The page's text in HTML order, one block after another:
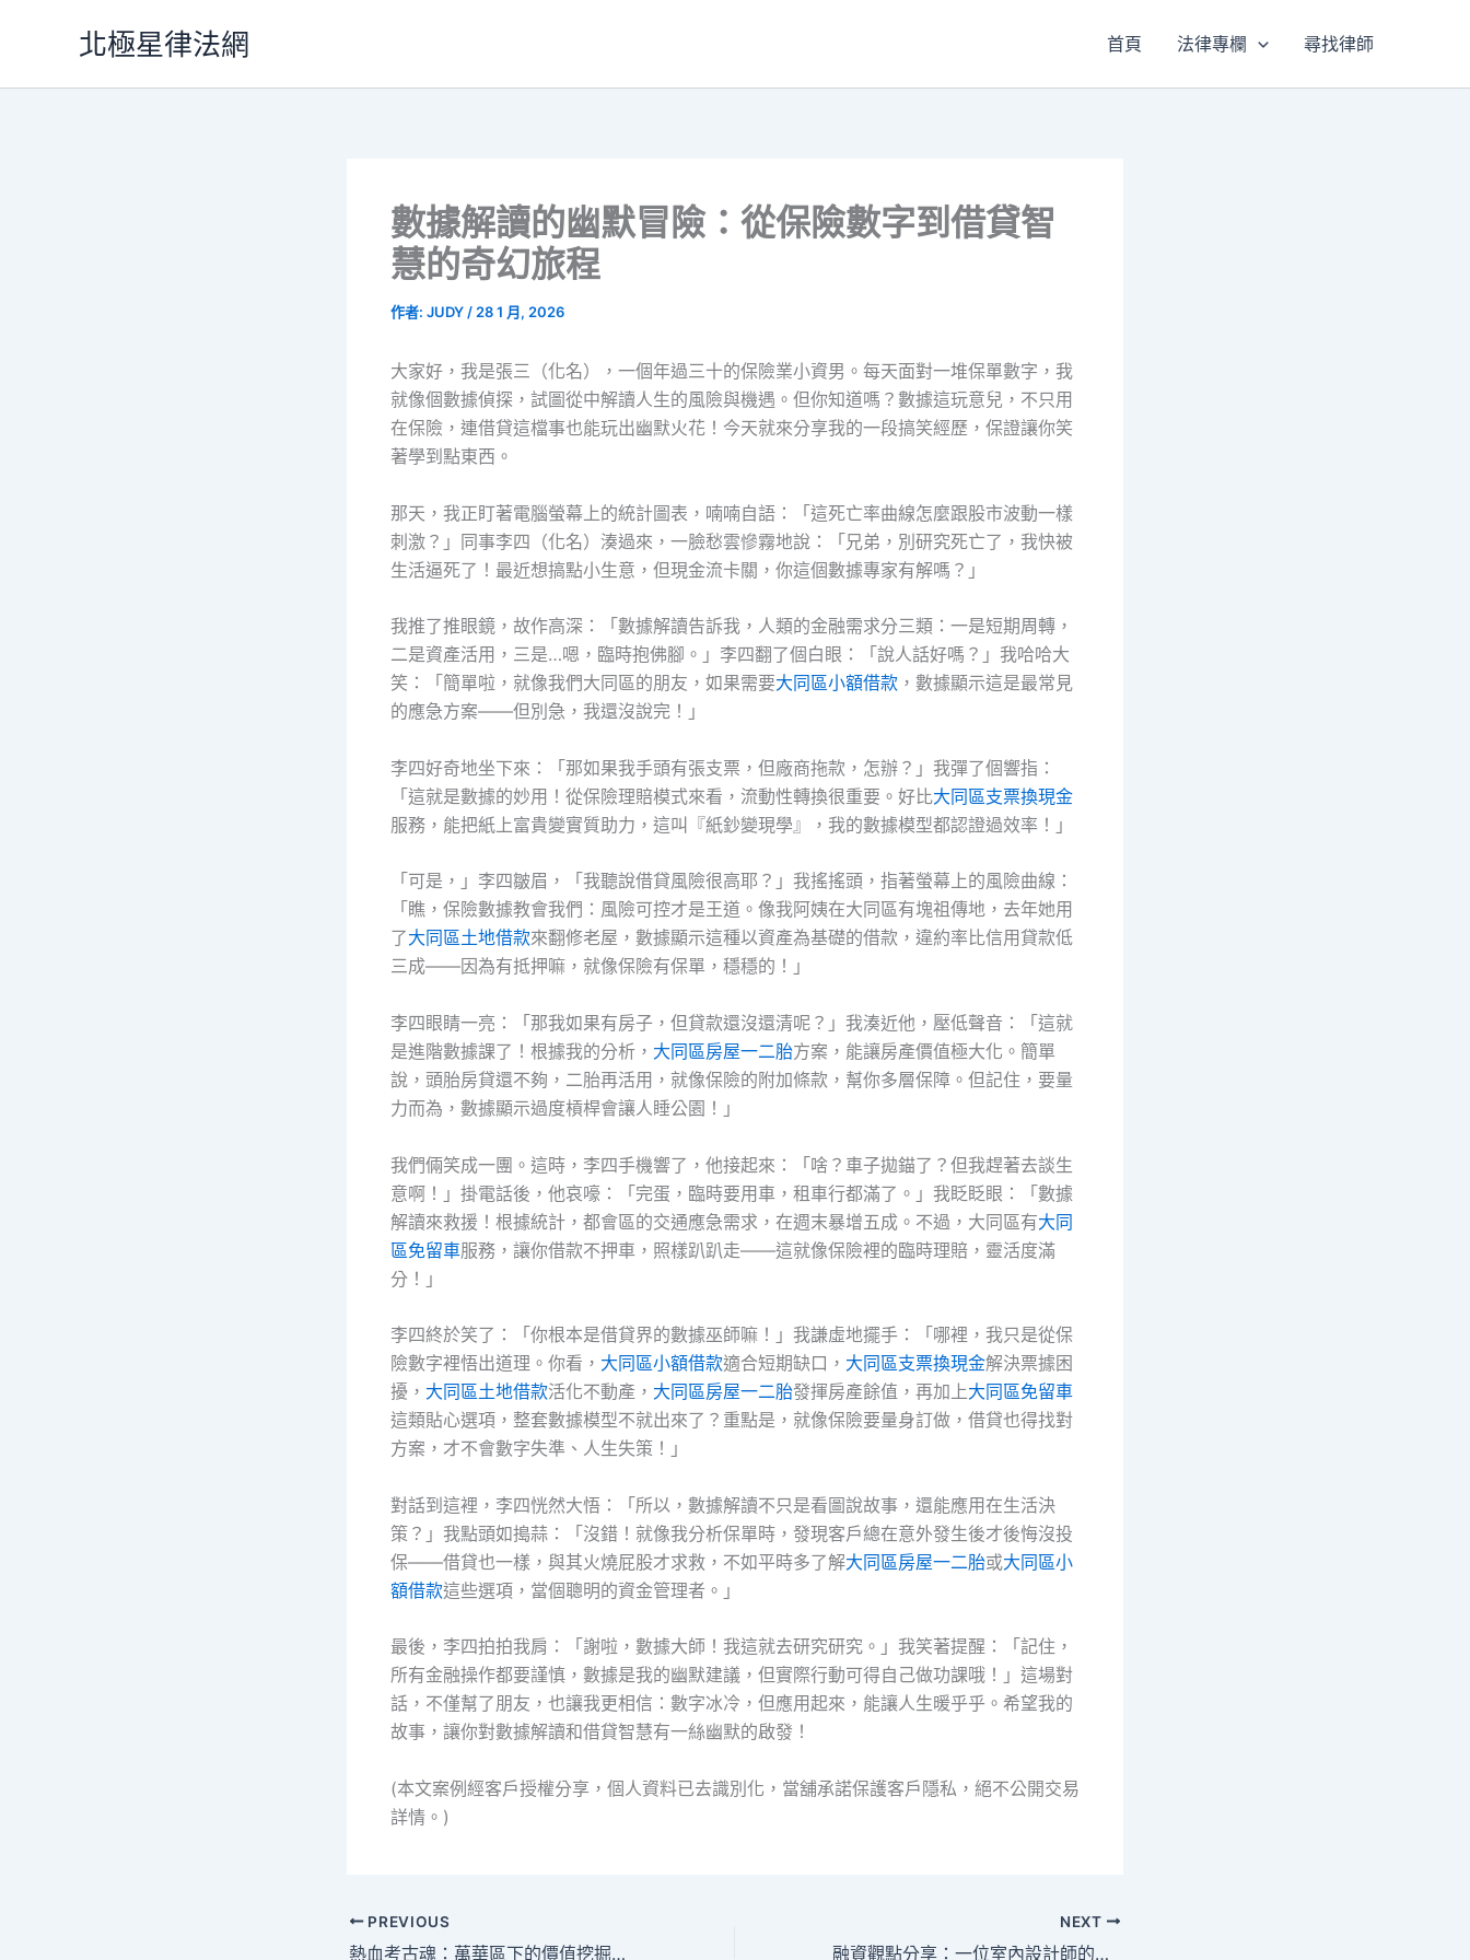
北極星律法網 首頁 法律專欄 尋找律師
數據解讀的幽默冒險：從保險數字到借貸智
慧的奇幻旅程
作者: JUDY / 28 1 月, 2026
大家好，我是張三（化名），一個年過三十的保險業小資男。每天面對一堆保單數字，我
就像個數據偵探，試圖從中解讀人生的風險與機遇。但你知道嗎？數據這玩意兒，不只用
在保險，連借貸這檔事也能玩出幽默火花！今天就來分享我的一段搞笑經歷，保證讓你笑
著學到點東西。
那天，我正盯著電腦螢幕上的統計圖表，喃喃自語：「這死亡率曲線怎麼跟股市波動一樣
刺激？」同事李四（化名）湊過來，一臉愁雲慘霧地說：「兄弟，別研究死亡了，我快被
生活逼死了！最近想搞點小生意，但現金流卡關，你這個數據專家有解嗎？」
我推了推眼鏡，故作高深：「數據解讀告訴我，人類的金融需求分三類：一是短期周轉，
二是資產活用，三是…嗯，臨時抱佛腳。」李四翻了個白眼：「說人話好嗎？」我哈哈大
笑：「簡單啦，就像我們大同區的朋友，如果需要大同區小額借款 ，數據顯示這是最常見
的應急方案——但別急，我還沒說完！」
李四好奇地坐下來：「那如果我手頭有張支票，但廠商拖款，怎辦？」我彈了個響指：
「這就是數據的妙用！從保險理賠模式來看，流動性轉換很重要。好比大同區支票換現金
服務，能把紙上富貴變實質助力，這叫『紙鈔變現學』，我的數據模型都認證過效率！」
「可是，」李四皺眉，「我聽說借貸風險很高耶？」我搖搖頭，指著螢幕上的風險曲線：
「瞧，保險數據教會我們：風險可控才是王道。像我阿姨在大同區有塊祖傳地，去年她用
了大同區土地借款來翻修老屋，數據顯示這種以資產為基礎的借款，違約率比信用貸款低
三成——因為有抵押嘛，就像保險有保單，穩穩的！」
李四眼睛一亮：「那我如果有房子，但貸款還沒還清呢？」我湊近他，壓低聲音：「這就
是進階數據課了！根據我的分析， 大同區房屋一二胎方案，能讓房產價值極大化。簡單
說，頭胎房貸還不夠，二胎再活用，就像保險的附加條款，幫你多層保障。但記住，要量
力而為，數據顯示過度槓桿會讓人睡公園！」
我們倆笑成一團。這時，李四手機響了，他接起來：「啥？車子拋錨了？但我趕著去談生
意啊！」掛電話後，他哀嚎：「完蛋，臨時要用車，租車行都滿了。」我眨眨眼：「數據
解讀來救援！根據統計，都會區的交通應急需求，在週末暴增五成。不過，大同區有大同
區免留車服務，讓你借款不押車，照樣趴趴走——這就像保險裡的臨時理賠，靈活度滿
分！」
李四終於笑了：「你根本是借貸界的數據巫師嘛！」我謙虛地擺手：「哪裡，我只是從保
險數字裡悟出道理。你看， 大同區小額借款適合短期缺口， 大同區支票換現金解決票據困
擾， 大同區土地借款活化不動產， 大同區房屋一二胎發揮房產餘值，再加上大同區免留車
這類貼心選項，整套數據模型不就出來了？重點是，就像保險要量身訂做，借貸也得找對
方案，才不會數字失準、人生失策！」
對話到這裡，李四恍然大悟：「所以，數據解讀不只是看圖說故事，還能應用在生活決
策？」我點頭如搗蒜：「沒錯！就像我分析保單時，發現客戶總在意外發生後才後悔沒投
保——借貸也一樣，與其火燒屁股才求救，不如平時多了解大同區房屋一二胎或大同區小
額借款這些選項，當個聰明的資金管理者。」
最後，李四拍拍我肩：「謝啦，數據大師！我這就去研究研究。」我笑著提醒：「記住，
所有金融操作都要謹慎，數據是我的幽默建議，但實際行動可得自己做功課哦！」這場對
話，不僅幫了朋友，也讓我更相信：數字冰冷，但應用起來，能讓人生暖乎乎。希望我的
故事，讓你對數據解讀和借貸智慧有一絲幽默的啟發！
(本文案例經客戶授權分享，個人資料已去識別化，當舖承諾保護客戶隱私，絕不公開交易
詳情。)
PREVIOUS
熱血考古魂：萬華區下的價值挖掘傳奇
NEXT
融資觀點分享：一位室內設計師的資金轉身術